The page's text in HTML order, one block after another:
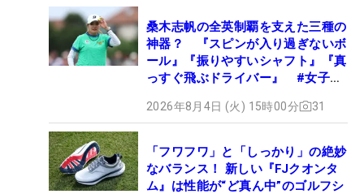
桑木志帆の全英制覇を支えた三種の
神器？ 『スピンが入り過ぎないボ
ール』『振りやすいシャフト』『真
っすぐ飛ぶドライバー』 #女子プ
2026年8月4日 (火) 15時00分 31
「フワフワ」と「しっかり」の絶妙
なバランス！ 新しい『FJクオンタ
ム』は性能が“ど真ん中”のゴルフシ